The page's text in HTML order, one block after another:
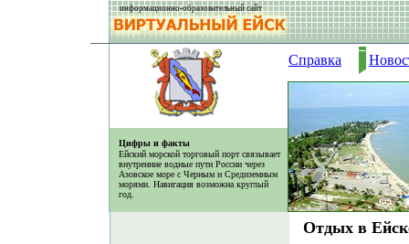
информационно-образовательный сайт
Цифры и факты
Ейский морской торговый порт связывает
внутренние водные пути России через
Азовское море с Черным и Средиземным
морями. Навигация возможна круглый
год.
Справка
Отдых в